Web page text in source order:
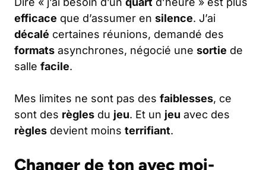
efficace que d’assumer en silence. J’ai
décalé certaines réunions, demandé des
formats asynchrones, négocié une sortie de
salle facile.
Mes limites ne sont pas des faiblesses, ce
sont des règles du jeu. Et un jeu avec des
règles devient moins terrifiant.
Changer de ton avec moi-